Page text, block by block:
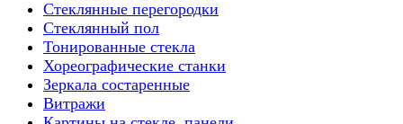
Стеклянные перегородки
Стеклянный пол
Тонированные стекла
Хореографические станки
Зеркала состаренные
Витражи